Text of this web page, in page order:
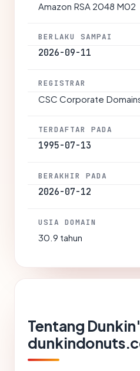
Amazon RSA 2048 M02
BERLAKU SAMPAI
2026-09-11
REGISTRAR
CSC Corporate
TERDAFTAR PADA
1995-07-13
BERAKHIR PADA
2026-07-12
USIA DOMAIN
30.9 tahun
Tentang